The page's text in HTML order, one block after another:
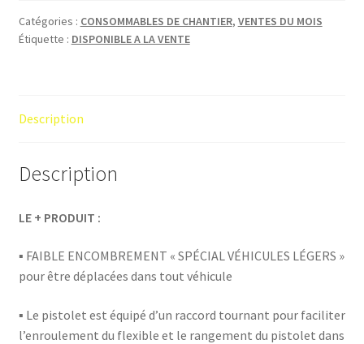
Catégories : CONSOMMABLES DE CHANTIER, VENTES DU MOIS
Étiquette : DISPONIBLE A LA VENTE
Description
Description
LE + PRODUIT :
▪ FAIBLE ENCOMBREMENT « SPÉCIAL VÉHICULES LÉGERS »
pour être déplacées dans tout véhicule
▪ Le pistolet est équipé d’un raccord tournant pour faciliter
l’enroulement du flexible et le rangement du pistolet dans